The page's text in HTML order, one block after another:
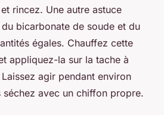
rincez. Une autre astuce
bicarbonate de soude et du
égales. Chauffez cette
appliquez-la sur la tache à
Laissez agir pendant environ
séchez avec un chiffon propre.